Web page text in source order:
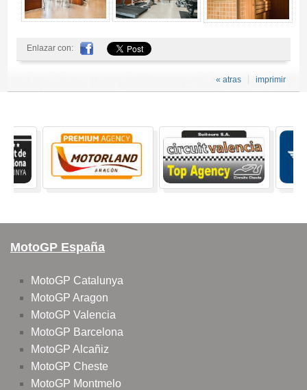
Enlazar con:
imprimir
« atras
MotoGP España
MotoGP Catalunya
MotoGP Aragon
MotoGP Valencia
MotoGP Barcelona
MotoGP Alcañiz
MotoGP Cheste
MotoGP Montmelo